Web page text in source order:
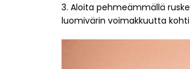
3. Aloita pehmeämmällä
luomivärin voimakkuutta